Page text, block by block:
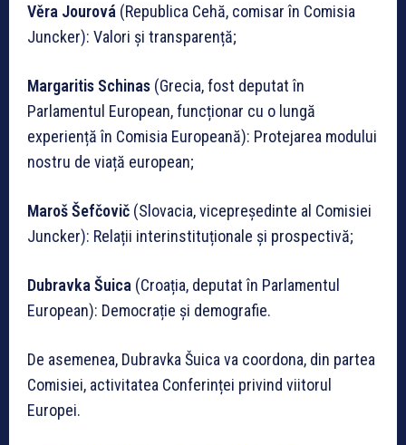
Věra Jourová (Republica Cehă, comisar în Comisia
Juncker): Valori și transparență;
Margaritis Schinas (Grecia, fost deputat în
Parlamentul European, funcționar cu o lungă
experiență în Comisia Europeană): Protejarea modului
nostru de viață european;
Maroš Šefčovič (Slovacia, vicepreședinte al Comisiei
Juncker): Relații interinstituționale și prospectivă;
Dubravka Šuica (Croația, deputat în Parlamentul
European): Democrație și demografie.
De asemenea, Dubravka Šuica va coordona, din partea
Comisiei, activitatea Conferinței privind viitorul
Europei.